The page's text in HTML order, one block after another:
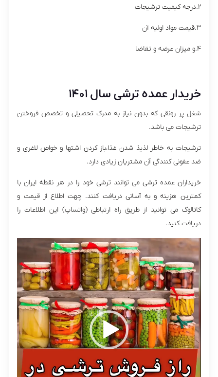
۲.درجه کیفیت ترشیجات
۳.قیمت مواد اولیه آن
۴.و میزان عرضه و تقاضا
خریدار عمده ترشی سال ۱۴۰۱
شغل پر رونقی که بدون نیاز به مدرک تحصیلی و تخصص فروختن
ترشیجات می باشد.
ترشیجات به خاطر لذیذ شدن غذا،باز کردن اشتها و خواص لاغری و
ضد عفونی کنندگی آن مشتریان زیادی دارد.
خریداران عمده ترشی می توانند ترشی خود را در هر نقطه ایران با
کمترین هزینه و به آسانی دریافت کنند. چهت اطلاع از قیمت و
کاتالوگ می توانید از طریق راه ارتباطی (واتساپ) این اطلاعات را
دریافت کنید.
نمایشگر
ویدیو